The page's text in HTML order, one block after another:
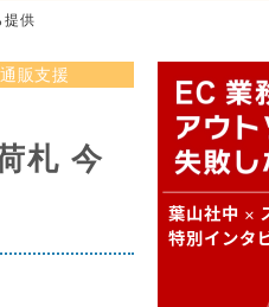
提供
通販支援
札 今